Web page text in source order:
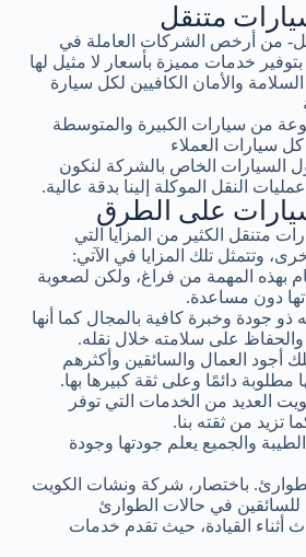
متنقل
من أرخص الشركات العاملة في
خدمات مميزة بأسعار لا مثيل لها
والأمان الكافيين لكل سيارة
من سيارات الكبيرة والمتوسطة
سيارات العملاء
السيارات الخاص بالشركة لنكون
النقل الموكلة إلينا بدقة عالية.
على الطرق
متنقل الكثير من المزايا التي
وتتمثل تلك المزايا في الآتي:
بهذه المهمة من فراغ، ولكن لصعوبة
دون مساعدة.
ذو جودة وخبرة كافية بالمجال كما أنها
والحفاظ على سلامته خلال نقله.
أجود العمال والسائقين وأكثرهم
مطلوبة دائمًا وعلى ثقة كبيرها بها.
العديد من الخدمات التي توفر
تزيد من ثقته بنا.
والجميع يعلم جودتها وجودة
باختصار، شركة ونشات الكويت
للسائقين في حالات الطوارئ
أثناء القيادة، حيث تقدم خدمات